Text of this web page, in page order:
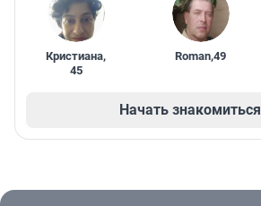
Кристиана,
45
Roman,49
Начать знакомиться